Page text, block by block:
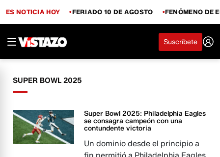
ES NOTICIA HOY FERIADO 10 DE AGOSTO FENÓMENO DE
Suscríbete
SUPER BOWL 2025
Super Bowl 2025: Philadelphia Eagles
se consagra campeón con una
contundente victoria
Un dominio desde el principio a